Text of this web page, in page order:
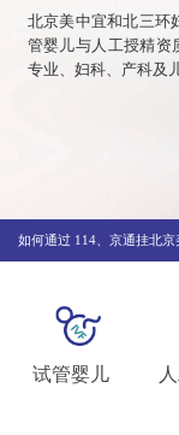
北京美中宜和北三环
管婴儿与人工授精资
专业、妇科、产科及
试管婴儿